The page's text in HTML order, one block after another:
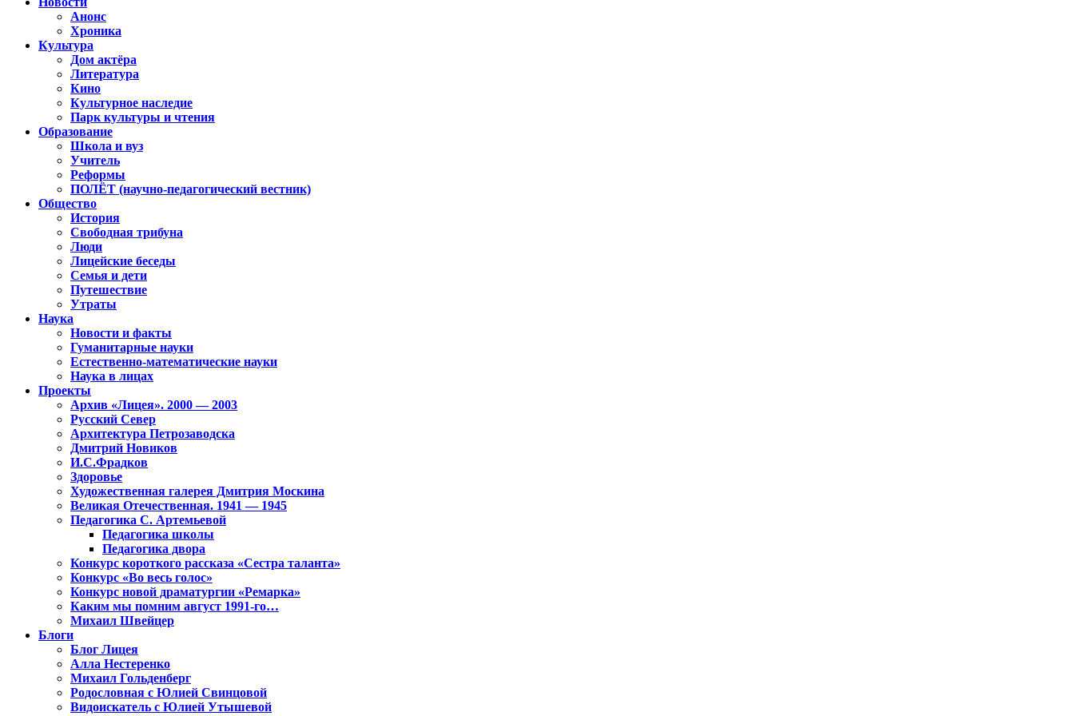
Анонс
Хроника
Культура
Дом актёра
Литература
Кино
Культурное наследие
Парк культуры и чтения
Образование
Школа и вуз
Учитель
Реформы
ПОЛЁТ (научно-педагогический вестник)
Общество
История
Свободная трибуна
Люди
Лицейские беседы
Семья и дети
Путешествие
Утраты
Наука
Новости и факты
Гуманитарные науки
Естественно-математические науки
Наука в лицах
Проекты
Архив «Лицея». 2000 — 2003
Русский Север
Архитектура Петрозаводска
Дмитрий Новиков
И.С.Фрадков
Здоровье
Художественная галерея Дмитрия Москина
Великая Отечественная. 1941 — 1945
Педагогика С. Артемьевой
Педагогика школы
Педагогика двора
Конкурс короткого рассказа «Сестра таланта»
Конкурс «Во весь голос»
Конкурс новой драматургии «Ремарка»
Каким мы помним август 1991-го…
Михаил Швейцер
Блоги
Блог Лицея
Алла Нестеренко
Михаил Гольденберг
Родословная с Юлией Свинцовой
Видоискатель с Юлией Утышевой